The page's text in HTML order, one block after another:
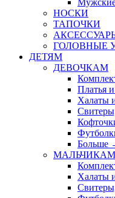
НОСКИ
ТАПОЧКИ
ГОЛОВНЫЕ
ДЕТЯМ
ДЕВОЧКАМ
Платья
Халаты
Больше
МАЛЬЧИКАМ
Халаты